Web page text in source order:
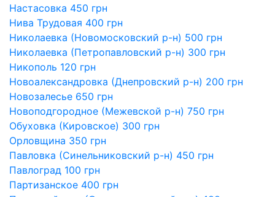
Настасовка 450 грн
Нива Трудовая 400 грн
Николаевка (Новомосковский р-н) 500 грн
Николаевка (Петропавловский р-н) 300 грн
Никополь 120 грн
Новоалександровка (Днепровский р-н) 200 грн
Новозалесье 650 грн
Новоподгородное (Межевской р-н) 750 грн
Обуховка (Кировское) 300 грн
Орловщина 350 грн
Павловка (Синельниковский р-н) 450 грн
Павлоград 100 грн
Партизанское 400 грн